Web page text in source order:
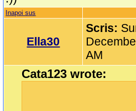
Inapoi sus
Ella30
Scris:
AM
Cata123 wrote: